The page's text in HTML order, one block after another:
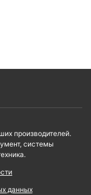
производителей.
системы
данных